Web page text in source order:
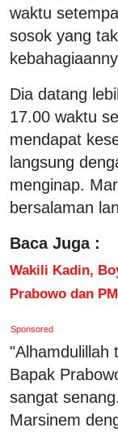
waktu
sosok yang
Dia datang
17.00 waktu
mendapat
langsung
menginap.
bersalaman
Baca Juga :
Wakili Kadin,
Prabowo dan
Sponsored
"Alhamdulillah
Bapak
sangat
Marsinem